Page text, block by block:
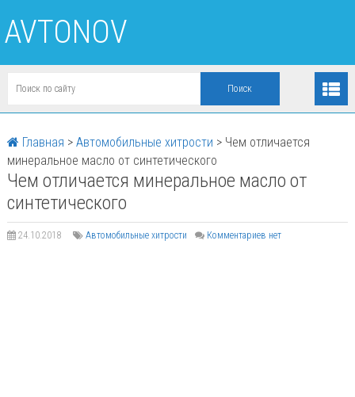
AVTONOV
Главная > Автомобильные хитрости > Чем отличается
минеральное масло от синтетического
Чем отличается минеральное масло от
синтетического
24.10.2018 Автомобильные хитрости Комментариев нет